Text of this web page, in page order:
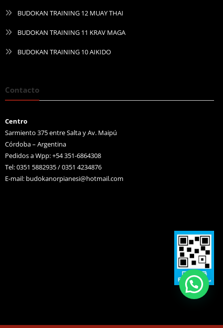
BUDOKAN TRAINING 12 MUAY THAI
BUDOKAN TRAINING 11 KRAV MAGA
BUDOKAN TRAINING 10 AIKIDO
Contacto
Centro
Sarmiento 375 entre Salta y Av. Maipú
Córdoba – Argentina
Pedidos a Wpp: +54 351-6864308
Tel: 0351 5882935 / 0351 4234876
E-mail: budokanorpianesi@hotmail.com